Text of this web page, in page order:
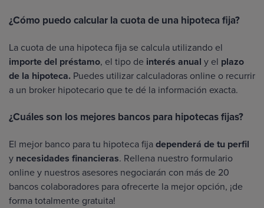
¿Cómo puedo calcular la cuota de una hipoteca fija?
La cuota de una hipoteca fija se calcula utilizando el
importe del préstamo, el tipo de interés anual y el plazo
de la hipoteca. Puedes utilizar calculadoras online o recurrir
a un broker hipotecario que te dé la información exacta.
¿Cuáles son los mejores bancos para hipotecas fijas?
El mejor banco para tu hipoteca fijadependerá de tu perfil
y necesidades financieras. Rellena nuestro formulario
online y nuestros asesores negociarán con más de 20
bancos colaboradores para ofrecerte la mejor opción, ¡de
forma totalmente gratuita!